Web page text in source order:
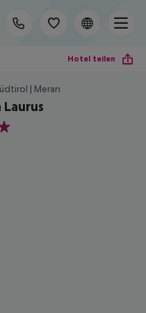
Hotel teilen
| Meran